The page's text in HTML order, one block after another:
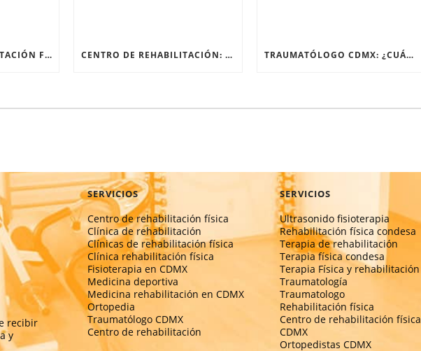
CENTRO DE REHABILITACIÓN FÍSICA: RECUPERARSE DESPUÉS DE UNA FRACTURA CENTRO DE REHABILITACIÓN: ¿QUÉ PASA EN SU PRIMERA SESIÓN? TRAUMATÓLOGO CDMX: ¿CUÁNDO EL DOLOR DE RODILLA NECESITA UN ESPECIALISTA?
recibir
y
SERVICIOS
Centro de rehabilitación física
Clínica de rehabilitación
Clínicas de rehabilitación física
Clínica rehabilitación física
Fisioterapia en CDMX
Medicina deportiva
Medicina rehabilitación en CDMX
Ortopedia
Traumatólogo CDMX
Centro de rehabilitación
SERVICIOS
Ultrasonido fisioterapia
Rehabilitación física condesa
Terapia de rehabilitación
Terapia física condesa
Terapia Física y rehabilitación
Traumatología
Traumatologo
Rehabilitación física
Centro de rehabilitación física
CDMX
Ortopedistas CDMX